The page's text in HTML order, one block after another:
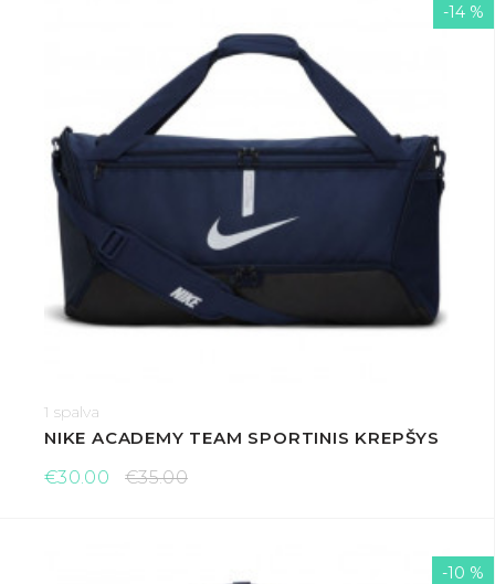
1 spalva
NIKE ACADEMY TEAM SPORTINIS KREPŠYS
€30.00
€35.00
-14 %
-10 %